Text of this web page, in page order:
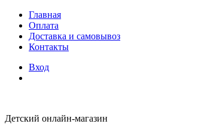
Главная
Оплата
Доставка и самовывоз
Контакты
Вход
Детский онлайн-магазин